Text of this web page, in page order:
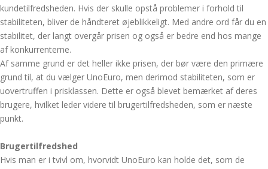
kundetilfredsheden. Hvis der skulle opstå problemer i forhold til
stabiliteten, bliver de håndteret øjeblikkeligt. Med andre ord får du en
stabilitet, der langt overgår prisen og også er bedre end hos mange
af konkurrenterne.
Af samme grund er det heller ikke prisen, der bør være den primære
grund til, at du vælger UnoEuro, men derimod stabiliteten, som er
uovertruffen i prisklassen. Dette er også blevet bemærket af deres
brugere, hvilket leder videre til brugertilfredsheden, som er næste
punkt.
Brugertilfredshed
Hvis man er i tvivl om, hvorvidt UnoEuro kan holde det, som de